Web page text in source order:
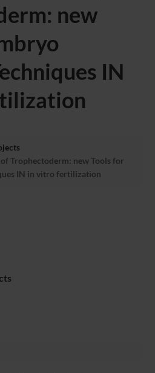
new
IN
Trophectoderm: new Tools for
IN in vitro fertilization